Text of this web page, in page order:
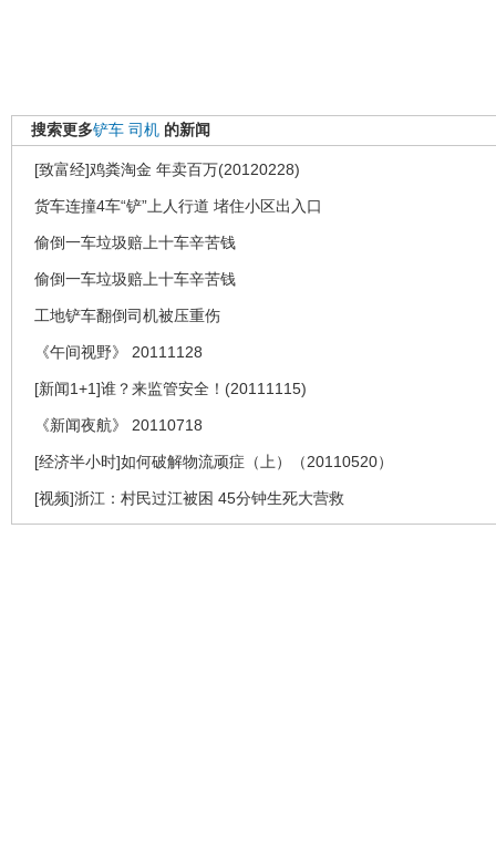
搜索更多铲车 司机 的新闻
[致富经]鸡粪淘金 年卖百万(20120228)
货车连撞4车“铲”上人行道 堵住小区出入口
偷倒一车垃圾赔上十车辛苦钱
偷倒一车垃圾赔上十车辛苦钱
工地铲车翻倒司机被压重伤
《午间视野》 20111128
[新闻1+1]谁？来监管安全！(20111115)
《新闻夜航》 20110718
[经济半小时]如何破解物流顽症（上）（20110520）
[视频]浙江：村民过江被困 45分钟生死大营救